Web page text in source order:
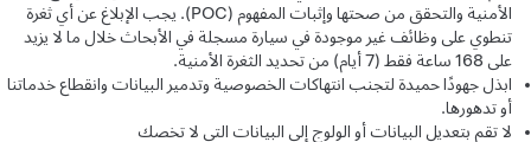
الأمنية والتحقق من صحتها وإثبات المفهوم (POC). يجب الإبلاغ عن أي ثغرة
تنطوي على وظائف غير موجودة في سيارة مسجلة في الأبحاث خلال ما لا يزيد
على 168 ساعة فقط (7 أيام) من تحديد الثغرة الأمنية.
ابذل جهودًا حميدة لتجنب انتهاكات الخصوصية وتدمير البيانات وانقطاع خدماتنا
أو تدهورها.
لا تقم بتعديل البيانات أو الولوج إلى البيانات التي لا تخصك